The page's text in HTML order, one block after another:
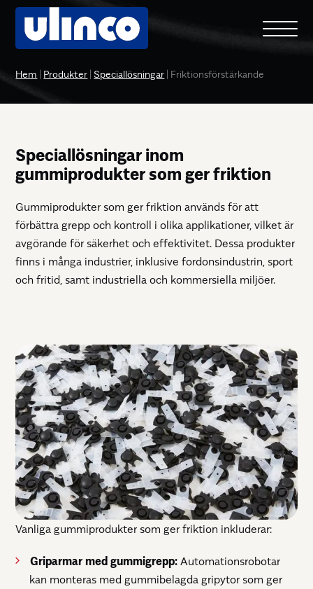
Hem Produkter Speciallösningar Friktionsförstärkande
Speciallösningar inom
gummiprodukter som ger friktion
Gummiprodukter som ger friktion används för att
förbättra grepp och kontroll i olika applikationer, vilket är
avgörande för säkerhet och effektivitet. Dessa produkter
finns i många industrier, inklusive fordonsindustrin, sport
och fritid, samt industriella och kommersiella miljöer.
Vanliga gummiprodukter som ger friktion inkluderar:
Griparmar med gummigrepp: Automationsrobotar
kan monteras med gummibelagda gripytor som ger